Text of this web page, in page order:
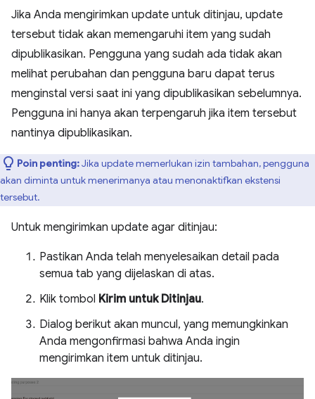
Jika Anda mengirimkan update untuk ditinjau, update
tersebut tidak akan memengaruhi item yang sudah
dipublikasikan. Pengguna yang sudah ada tidak akan
melihat perubahan dan pengguna baru dapat terus
menginstal versi saat ini yang dipublikasikan sebelumnya.
Pengguna ini hanya akan terpengaruh jika item tersebut
nantinya dipublikasikan.
Poin penting:Jika update memerlukan izin tambahan, pengguna
akan diminta untuk menerimanya atau menonaktifkan ekstensi
tersebut.
Untuk mengirimkan update agar ditinjau:
Pastikan Anda telah menyelesaikan detail pada
semua tab yang dijelaskan di atas.
Klik tombol Kirim untuk Ditinjau.
Dialog berikut akan muncul, yang memungkinkan
Anda mengonfirmasi bahwa Anda ingin
mengirimkan item untuk ditinjau.